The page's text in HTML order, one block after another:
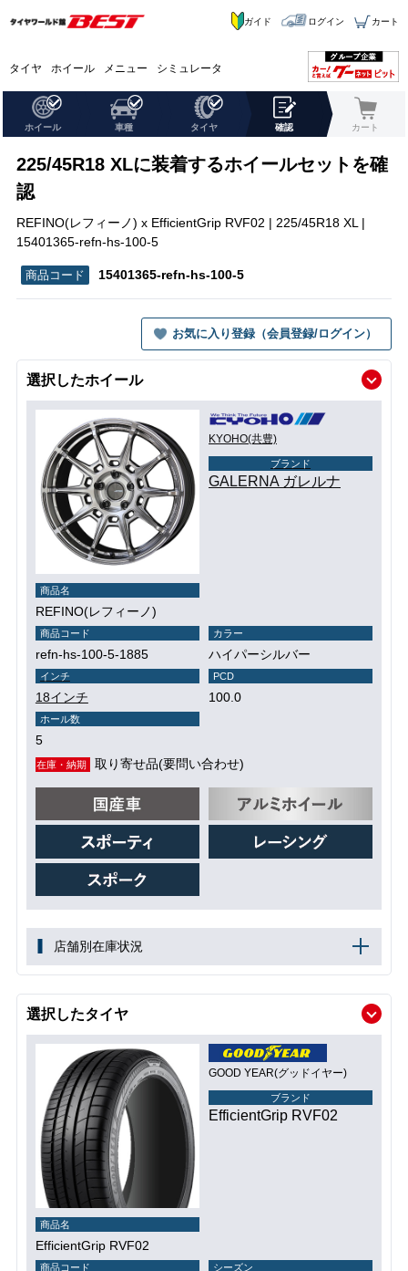
タイヤ ホイール メニュー シミュレータ
ガイド ログイン カート
ホイール 車種 タイヤ 確認 カート
225/45R18 XLに装着するホイールセットを確
認
REFINO(レフィーノ) x EfficientGrip RVF02 | 225/45R18 XL |
15401365-refn-hs-100-5
15401365-refn-hs-100-5
お気に入り登録（会員登録/ログイン）
選択したホイール
KYOHO(共豊)
ブランド
GALERNA ガレルナ
商品名
REFINO(レフィーノ)
商品コード
refn-hs-100-5-1885
カラー
ハイパーシルバー
インチ
18インチ
PCD
100.0
ホール数
5
在庫・納期 取り寄せ品(要問い合わせ)
店舗別在庫状況
選択したタイヤ
GOOD YEAR(グッドイヤー)
ブランド
EfficientGrip RVF02
商品名
EfficientGrip RVF02
商品コード シーズン